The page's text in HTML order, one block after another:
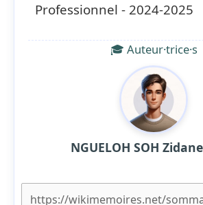
Professionnel - 2024-2025
🎓 Auteur·trice·s
NGUELOH SOH